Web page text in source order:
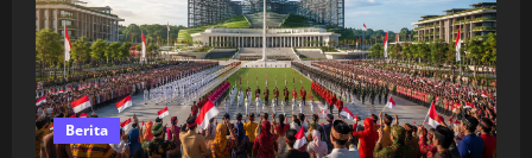
Berita